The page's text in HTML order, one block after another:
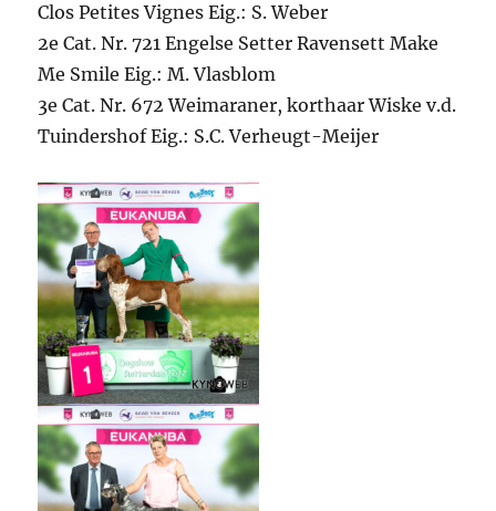
Clos Petites Vignes Eig.: S. Weber
2e Cat. Nr. 721 Engelse Setter Ravensett Make
Me Smile Eig.: M. Vlasblom
3e Cat. Nr. 672 Weimaraner, korthaar Wiske v.d.
Tuindershof Eig.: S.C. Verheugt-Meijer